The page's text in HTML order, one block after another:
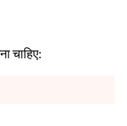
चाहिए: